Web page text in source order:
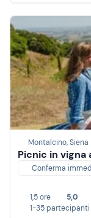
Montalcino, Siena
Picnic in vigna
Conferma
1,5 ore
5,0
1-35 partecipanti